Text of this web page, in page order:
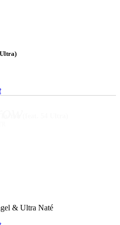
& Ultra Naté